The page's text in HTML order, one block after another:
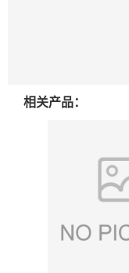
相关产品：